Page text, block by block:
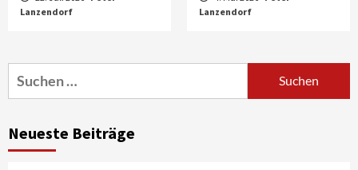
Lanzendorf
Lanzendorf
Suchen
nach:
Neueste Beiträge
4
News aus dem Internet
Fernsehgeräte